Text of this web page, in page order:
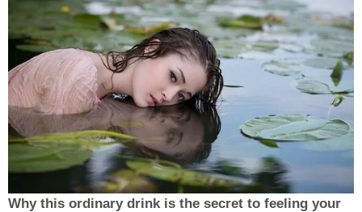
Why this ordinary drink is the secret to feeling your